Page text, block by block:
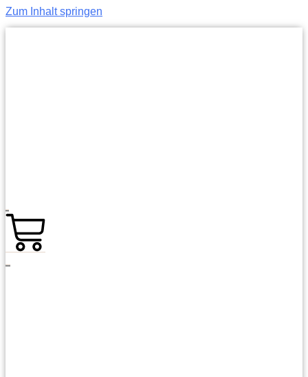
Zum Inhalt springen